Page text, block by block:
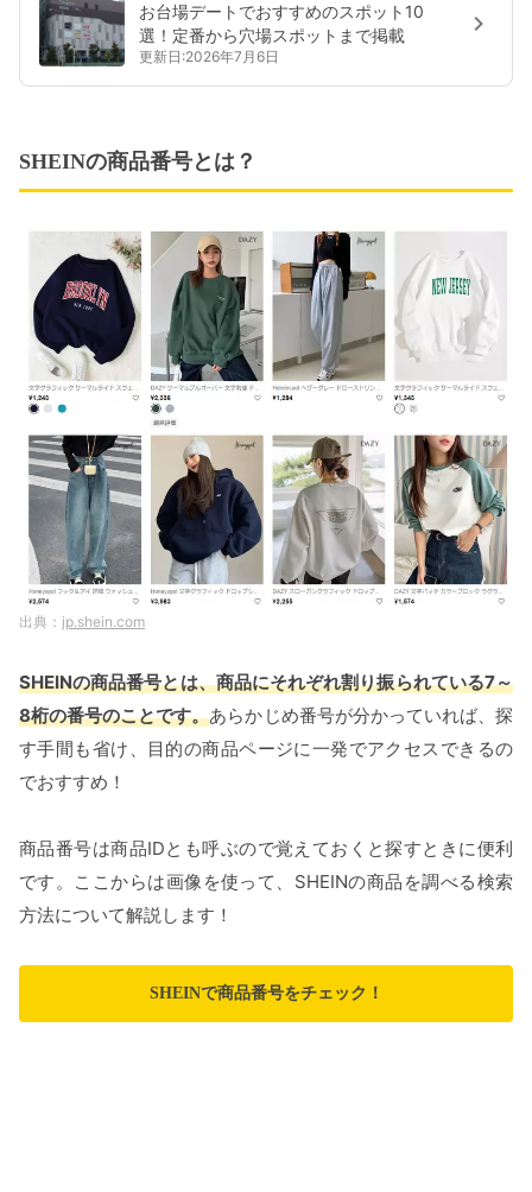
お台場デートでおすすめのスポット10
選！定番から穴場スポットまで掲載
更新日:2026年7月6日
SHEINの商品番号とは？
jp.shein.com
SHEINの商品番号とは、商品にそれぞれ割り振られている7～
8桁の番号のことです。あらかじめ番号が分かっていれば、探
す手間も省け、目的の商品ページに一発でアクセスできるの
でおすすめ！
商品番号は商品IDとも呼ぶので覚えておくと探すときに便利
です。ここからは画像を使って、SHEINの商品を調べる検索
方法について解説します！
SHEINで商品番号をチェック！